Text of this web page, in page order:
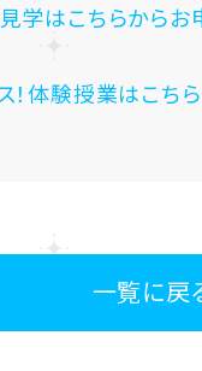
はこちらからお
体験授業はこちら
一覧に戻